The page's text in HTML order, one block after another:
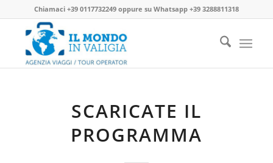
Chiamaci +39 0117732249oppure su Whatsapp +39 3288811318
SCARICATE IL
PROGRAMMA